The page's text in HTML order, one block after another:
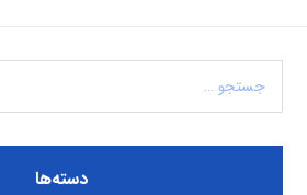
دسته‌ها